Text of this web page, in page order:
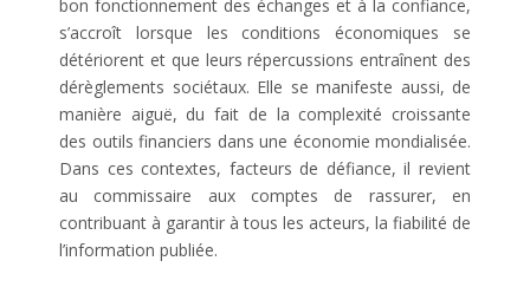
bon fonctionnement des échanges et à la confiance,
s’accroît lorsque les conditions économiques se
détériorent et que leurs répercussions entraînent des
dérèglements sociétaux. Elle se manifeste aussi, de
manière aiguë, du fait de la complexité croissante
des outils financiers dans une économie mondialisée.
Dans ces contextes, facteurs de défiance, il revient
au commissaire aux comptes de rassurer, en
contribuant à garantir à tous les acteurs, la fiabilité de
l’information publiée.